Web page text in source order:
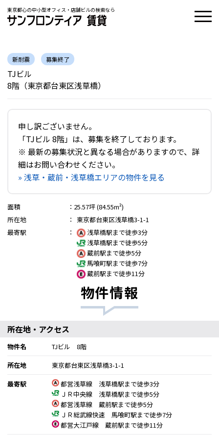
東京都心の中小型オフィス・店舗ビルの検索なら
新耐震 募集終了
TJビル
8階（東京都台東区浅草橋）
申し訳ございません。
「TJビル 8階」は、募集を終了しております。
※ 最新の募集状況と異なる場合がありますので、詳
細はお問い合わせください。
» 浅草・蔵前・浅草橋エリアの物件を見る
面積 ： 25.57坪 (84.55m²)
所在地
：
東京都台東区浅草橋3-1-1
最寄駅
：
浅草橋駅まで徒歩3分
浅草橋駅まで徒歩5分
蔵前駅まで徒歩5分
馬喰町駅まで徒歩7分
蔵前駅まで徒歩11分
物件情報
所在地・アクセス
物件名
TJビル 8階
所在地
東京都台東区浅草橋3-1-1
最寄駅
都営浅草線 浅草橋駅まで徒歩3分
ＪＲ中央線 浅草橋駅まで徒歩5分
都営浅草線 蔵前駅まで徒歩5分
ＪＲ総武線快速 馬喰町駅まで徒歩7分
都営大江戸線 蔵前駅まで徒歩11分